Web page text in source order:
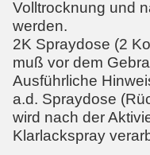
Volltrocknung und
werden.
2K Spraydose (2
muß vor dem
Ausführliche
a.d. Spraydose
wird nach der
Klarlackspray